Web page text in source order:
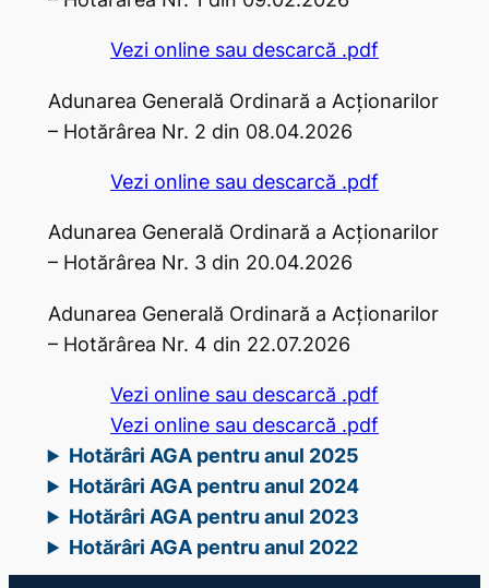
Vezi online sau descarcă .pdf
Adunarea Generală Ordinară a Acţionarilor
– Hotărârea Nr. 2 din 08.04.2026
Vezi online sau descarcă .pdf
Adunarea Generală Ordinară a Acţionarilor
– Hotărârea Nr. 3 din 20.04.2026
Adunarea Generală Ordinară a Acţionarilor
– Hotărârea Nr. 4 din 22.07.2026
Vezi online sau descarcă .pdf
Vezi online sau descarcă .pdf
Hotărâri AGA pentru anul 2025
Hotărâri AGA pentru anul 2024
Hotărâri AGA pentru anul 2023
Hotărâri AGA pentru anul 2022